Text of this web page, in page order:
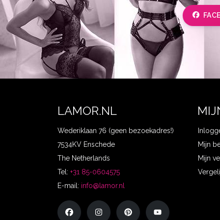
LAMOR.NL
Wederiklaan 76 (geen bezoekadres!)
7534KV Enschede
The Netherlands
Tel: +31 85-0604575
E-mail: info@lamor.nl
Mijn
Mijn